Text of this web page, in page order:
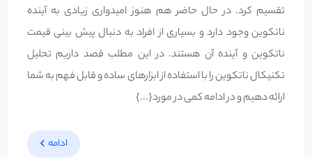
تقسیم کرد. در حال حاضر هم هنوز امیدواری زیادی به آینده
ناتکوین وجود دارد و بسیاری از افراد به دنبال پیش بینی قیمت
ناتکوین و آینده آن هستند. در این مطلب قصد داریم تحلیل
تکنیکال ناتکوین را با استفاده از ابزارهای ساده و قابل فهم به شما
ارائه دهیم و در ادامه کمی در مورد{...}
ادامه